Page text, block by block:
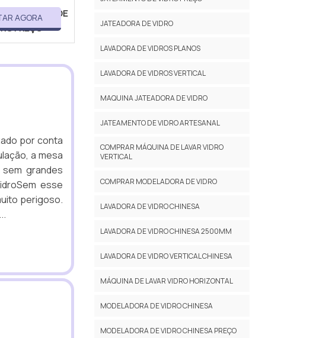
DE
PREÇO
AGORA
por conta
a mesa
grandes
esse
perigoso.
JATEADORA DE VIDRO
LAVADORA DE VIDROS PLANOS
LAVADORA DE VIDROS VERTICAL
MAQUINA JATEADORA DE VIDRO
JATEAMENTO DE VIDRO ARTESANAL
COMPRAR MÁQUINA DE LAVAR VIDRO
VERTICAL
COMPRAR MODELADORA DE VIDRO
LAVADORA DE VIDRO CHINESA
LAVADORA DE VIDRO CHINESA 2500MM
LAVADORA DE VIDRO VERTICAL CHINESA
MÁQUINA DE LAVAR VIDRO HORIZONTAL
MODELADORA DE VIDRO CHINESA
MODELADORA DE VIDRO CHINESA PREÇO